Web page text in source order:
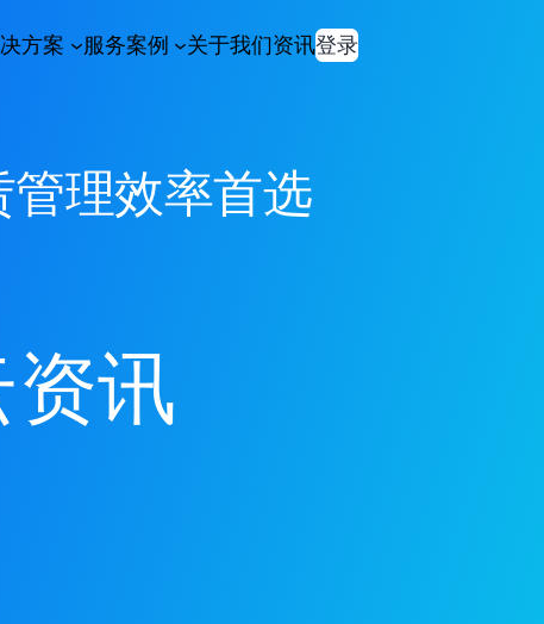
方案 服务案例 关于我们资讯登录
理效率首选
讯